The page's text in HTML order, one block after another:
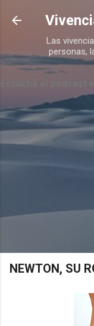
Las
personas,
Escuchá el podcast
NEWTON, SU